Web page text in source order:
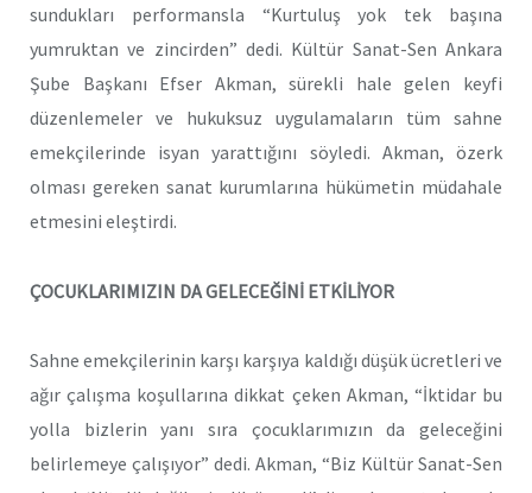
sundukları performansla “Kurtuluş yok tek başına
yumruktan ve zincirden” dedi. Kültür Sanat-Sen Ankara
Şube Başkanı Efser Akman, sürekli hale gelen keyfi
düzenlemeler ve hukuksuz uygulamaların tüm sahne
emekçilerinde isyan yarattığını söyledi. Akman, özerk
olması gereken sanat kurumlarına hükümetin müdahale
etmesini eleştirdi.
ÇOCUKLARIMIZIN DA GELECEĞİNİ ETKİLİYOR
Sahne emekçilerinin karşı karşıya kaldığı düşük ücretleri ve
ağır çalışma koşullarına dikkat çeken Akman, “İktidar bu
yolla bizlerin yanı sıra çocuklarımızın da geleceğini
belirlemeye çalışıyor” dedi. Akman, “Biz Kültür Sanat-Sen